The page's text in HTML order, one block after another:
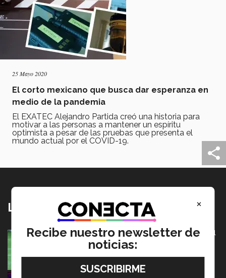
25 Mayo 2020
El corto mexicano que busca dar esperanza en
medio de la pandemia
El EXATEC Alejandro Partida creó una historia para
motivar a las personas a mantener un espíritu
optimista a pesar de las pruebas que presenta el
mundo actual por el COVID-19.
Lo más nuevo
México va por pase olímpico en mundial de flag football
×
Recibe nuestro newsletter de
noticias: